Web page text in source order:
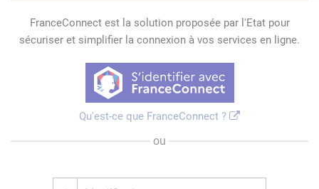
FranceConnect est la solution proposée par l'Etat pour
sécuriser et simplifier la connexion à vos services en ligne.
Qu'est-ce que FranceConnect ?
ou